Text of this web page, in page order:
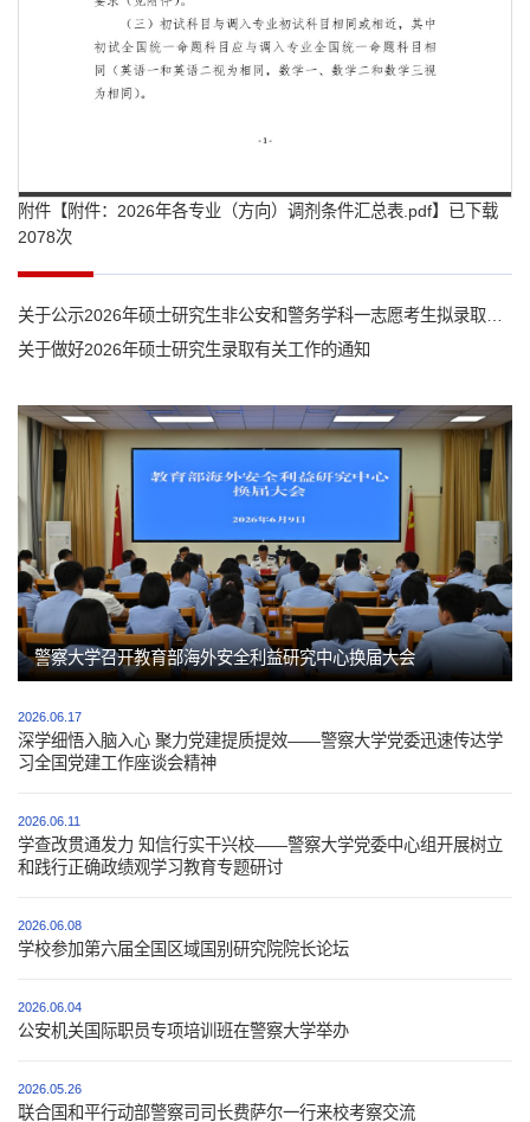
第 1 页
第 2 页
附件【附件：2026年各专业（方向）调剂条件汇总表.pdf】已下载
2078次
关于做好2026年硕士研究生录取有关工作的通知
警察大学召开教育部海外安全利益研究中心换届大会
2026.06.17
深学细悟入脑入心 聚力党建提质提效——警察大学党委迅速传达学
习全国党建工作座谈会精神
2026.06.11
学查改贯通发力 知信行实干兴校——警察大学党委中心组开展树立
和践行正确政绩观学习教育专题研讨
2026.06.08
学校参加第六届全国区域国别研究院院长论坛
2026.06.04
公安机关国际职员专项培训班在警察大学举办
2026.05.26
联合国和平行动部警察司司长费萨尔一行来校考察交流